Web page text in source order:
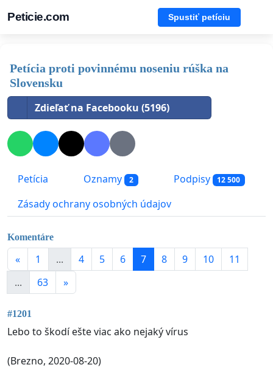
Peticie.com Spustiť petíciu
Petícia proti povinnému noseniu rúška na
Slovensku
Zdieľať na Facebooku (5196)
Petícia Oznamy 2 Podpisy 12 500
Zásady ochrany osobných údajov
Komentáre
« 1 ... 4 5 6 7 8 9 10
11
...
63 »
#1201
Lebo to škodí ešte viac ako nejaký vírus
(Brezno, 2020-08-20)